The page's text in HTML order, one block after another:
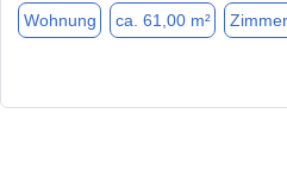
Wohnung ca. 61,00 m²